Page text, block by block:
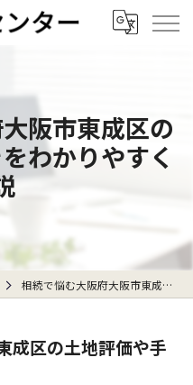
阪市東成区の
わかりやすく
相続で悩む大阪府大阪市東成区の土地評価や手続きをわかりやすく解説
成区の土地評価や手